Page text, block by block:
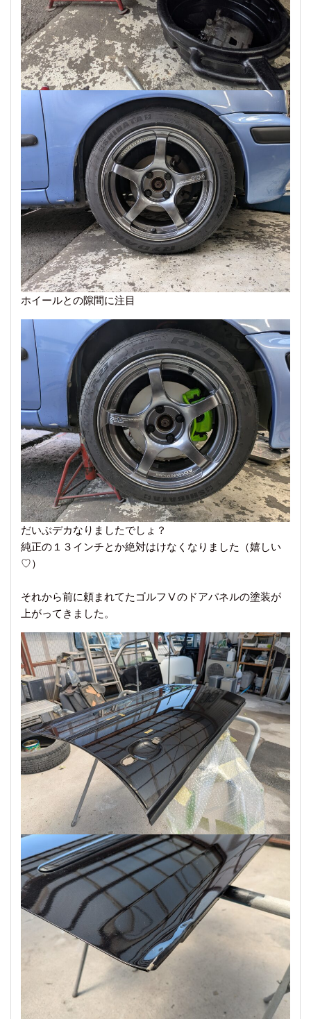
ホイールとの隙間に注目
だいぶデカなりましたでしょ？
純正の１３インチとか絶対はけなくなりました（嬉しい
♡）
それから前に頼まれてたゴルフⅤのドアパネルの塗装が
上がってきました。